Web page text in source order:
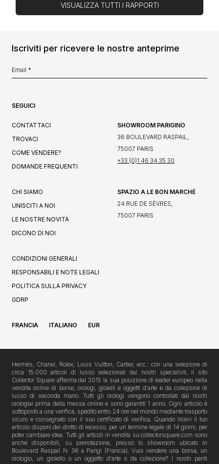
VISUALIZZA TUTTI I RAPPORTI
Iscriviti per ricevere le nostre anteprime
SEGUICI
CONTATTACI
TROVACI
COME VENDERE?
DOMANDE FREQUENTI
SHOWROOM PARIGINO
36 BOULEVARD RASPAIL,
75007 PARIS
+33 (0)1 46 34 35 30
CHI SIAMO
UNISCITI A NOI
LE NOSTRE NOVITÀ
DICONO DI NOI
SPAZIO A LE BON MARCHÉ
24 RUE DE SÈVRES,
75007 PARIS
CONDIZIONI GENERALI
RESPONSABILI E NOTE LEGALI
POLITICA SULLA PRIVACY
GDRP
FRANCIA ITALIANO EUR
Hermès, Chanel, Rolex, Louis Vuitton, Cartier, ecc.: con una selezione di
circa 15.000 articoli di lusso selezionati dai nostri specialisti, il sito
Collector Square afferma dal 2015 la sua posizione di leader europeo nella
vendita online di borse, orologi, gioielli e oggetti d'arte e da collezione di
lusso di seconda mano. Tutti gli orologi vengono controllati dai nostri
orologiai prima della messa online e sono garantiti 1 anno. Ogni articolo è
sottoposto a una verifica, spedito entro 24 ore nel mondo mediante trasporto
sicuro e consegnato con il suo certificato di verifica. Quando ricevi il tuo
articolo disponi del diritto di recesso, per un termine legale di 14 giorni, per
poter cambiare idea. Tutti gli articoli in vendita su collectorsquare.com sono
anche disponibili, su prenotazione, presso lo showroom ubicato in
Boulevard Raspail N. 36 a Parigi (Francia). Vuoi vendere una borsa, un
orologio, un gioiello o un oggetto d'arte o da collezione? I nostri periti